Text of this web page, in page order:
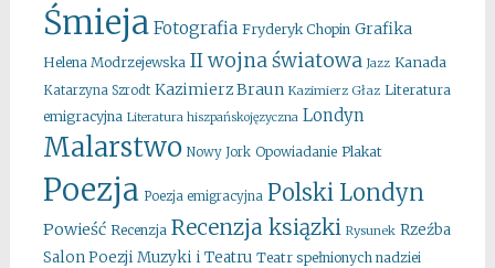
Śmieja Fotografia Fryderyk Chopin Grafika
Helena Modrzejewska II wojna światowa Jazz Kanada
Katarzyna Szrodt Kazimierz Braun Kazimierz Głaz Literatura
emigracyjna Literatura hiszpańskojęzyczna Londyn
Malarstwo Nowy Jork Opowiadanie Plakat
Poezja Poezja emigracyjna Polski Londyn
Powieść Recenzja Recenzja ksiązki Rysunek Rzeźba
Salon Poezji Muzyki i Teatru Teatr spełnionych nadziei